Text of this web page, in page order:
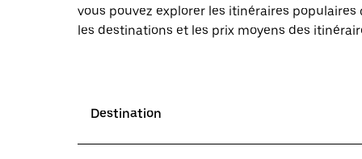
vous pouvez explorer les itinéraires
les destinations et les prix moyens des
Destination